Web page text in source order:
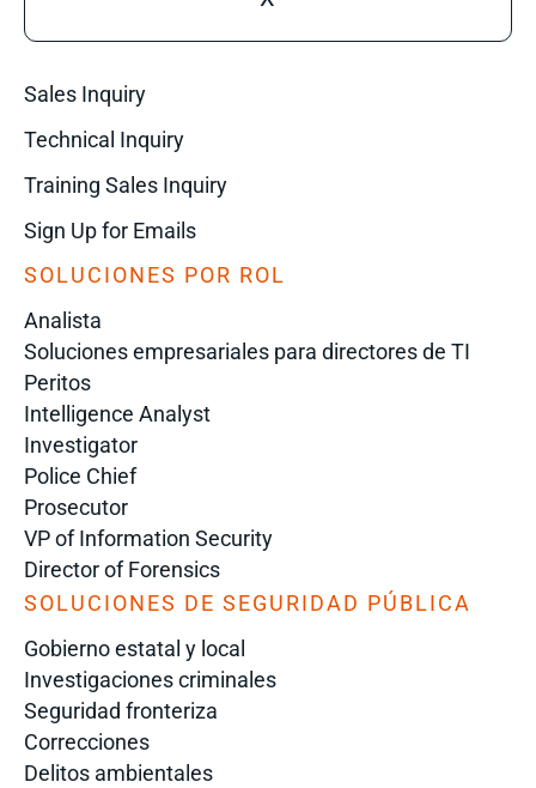
Sales Inquiry
Technical Inquiry
Training Sales Inquiry
Sign Up for Emails
SOLUCIONES POR ROL
Analista
Soluciones empresariales para directores de TI
Peritos
Intelligence Analyst
Investigator
Police Chief
Prosecutor
VP of Information Security
Director of Forensics
SOLUCIONES DE SEGURIDAD PÚBLICA
Gobierno estatal y local
Investigaciones criminales
Seguridad fronteriza
Correcciones
Delitos ambientales